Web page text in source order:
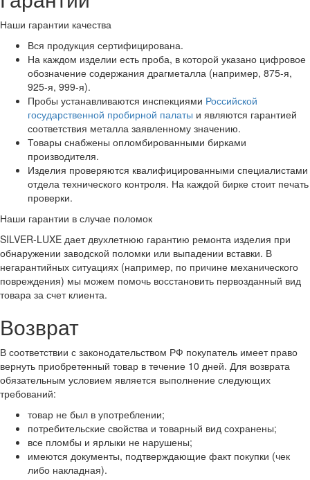
Наши гарантии качества
Вся продукция сертифицирована.
На каждом изделии есть проба, в которой указано цифровое
обозначение содержания драгметалла (например, 875-я,
925-я, 999-я).
Пробы устанавливаются инспекциями Российской
государственной пробирной палаты и являются гарантией
соответствия металла заявленному значению.
Товары снабжены опломбированными бирками
производителя.
Изделия проверяются квалифицированными специалистами
отдела технического контроля. На каждой бирке стоит печать
проверки.
Наши гарантии в случае поломок
SILVER-LUXE дает двухлетнюю гарантию ремонта изделия при
обнаружении заводской поломки или выпадении вставки. В
негарантийных ситуациях (например, по причине механического
повреждения) мы можем помочь восстановить первозданный вид
товара за счет клиента.
Возврат
В соответствии с законодательством РФ покупатель имеет право
вернуть приобретенный товар в течение 10 дней. Для возврата
обязательным условием является выполнение следующих
требований:
товар не был в употреблении;
потребительские свойства и товарный вид сохранены;
все пломбы и ярлыки не нарушены;
имеются документы, подтверждающие факт покупки (чек
либо накладная).